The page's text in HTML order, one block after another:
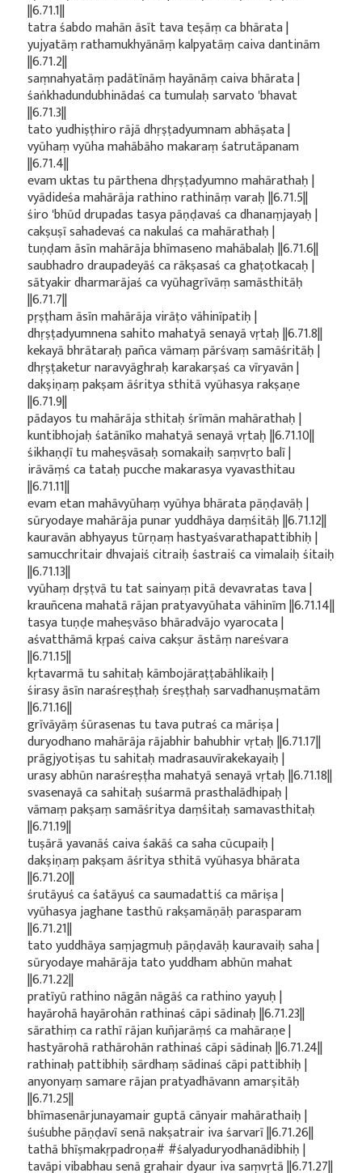
||6.71.1||
tatra śabdo mahān āsīt tava teṣāṃ ca bhārata |
yujyatāṃ rathamukhyānāṃ kalpyatāṃ caiva dantinām
||6.71.2||
saṃnahyatāṃ padātīnāṃ hayānāṃ caiva bhārata |
śaṅkhadundubhinādaś ca tumulaḥ sarvato 'bhavat
||6.71.3||
tato yudhiṣṭhiro rājā dhṛṣṭadyumnam abhāṣata |
vyūhaṃ vyūha mahābāho makaraṃ śatrutāpanam
||6.71.4||
evam uktas tu pārthena dhṛṣṭadyumno mahārathaḥ |
vyādideśa mahārāja rathino rathināṃ varaḥ ||6.71.5||
śiro 'bhūd drupadas tasya pāṇḍavaś ca dhanaṃjayaḥ |
cakṣuṣī sahadevaś ca nakulaś ca mahārathaḥ |
tuṇḍam āsīn mahārāja bhīmaseno mahābalaḥ ||6.71.6||
saubhadro draupadeyāś ca rākṣasaś ca ghaṭotkacaḥ |
sātyakir dharmarājaś ca vyūhagrīvāṃ samāsthitāḥ
||6.71.7||
pṛṣṭham āsīn mahārāja virāṭo vāhinīpatiḥ |
dhṛṣṭadyumnena sahito mahatyā senayā vṛtaḥ ||6.71.8||
kekayā bhrātaraḥ pañca vāmaṃ pārśvaṃ samāśritāḥ |
dhṛṣṭaketur naravyāghraḥ karakarṣaś ca vīryavān |
dakṣiṇaṃ pakṣam āśritya sthitā vyūhasya rakṣaṇe
||6.71.9||
pādayos tu mahārāja sthitaḥ śrīmān mahārathaḥ |
kuntibhojaḥ śatānīko mahatyā senayā vṛtaḥ ||6.71.10||
śikhaṇḍī tu maheṣvāsaḥ somakaiḥ saṃvṛto balī |
irāvāṃś ca tataḥ pucche makarasya vyavasthitau
||6.71.11||
evam etan mahāvyūhaṃ vyūhya bhārata pāṇḍavāḥ |
sūryodaye mahārāja punar yuddhāya daṃśitāḥ ||6.71.12||
kauravān abhyayus tūrṇaṃ hastyaśvarathapattibhiḥ |
samucchritair dhvajaiś citraiḥ śastraiś ca vimalaiḥ śitaiḥ
||6.71.13||
vyūhaṃ dṛṣṭvā tu tat sainyaṃ pitā devavratas tava |
krauñcena mahatā rājan pratyavyūhata vāhinīm ||6.71.14||
tasya tuṇḍe maheṣvāso bhāradvājo vyarocata |
aśvatthāmā kṛpaś caiva cakṣur āstāṃ nareśvara
||6.71.15||
kṛtavarmā tu sahitaḥ kāmbojāraṭṭabāhlikaiḥ |
śirasy āsīn naraśreṣṭhaḥ śreṣṭhaḥ sarvadhanuṣmatām
||6.71.16||
grīvāyāṃ śūrasenas tu tava putraś ca māriṣa |
duryodhano mahārāja rājabhir bahubhir vṛtaḥ ||6.71.17||
prāgjyotiṣas tu sahitaḥ madrasauvīrakekayaiḥ |
urasy abhūn naraśreṣṭha mahatyā senayā vṛtaḥ ||6.71.18||
svasenayā ca sahitaḥ suśarmā prasthalādhipaḥ |
vāmaṃ pakṣaṃ samāśritya daṃśitaḥ samavasthitaḥ
||6.71.19||
tuṣārā yavanāś caiva śakāś ca saha cūcupaiḥ |
dakṣiṇaṃ pakṣam āśritya sthitā vyūhasya bhārata
||6.71.20||
śrutāyuś ca śatāyuś ca saumadattiś ca māriṣa |
vyūhasya jaghane tasthū rakṣamāṇāḥ parasparam
||6.71.21||
tato yuddhāya saṃjagmuḥ pāṇḍavāḥ kauravaiḥ saha |
sūryodaye mahārāja tato yuddham abhūn mahat
||6.71.22||
pratīyū rathino nāgān nāgāś ca rathino yayuḥ |
hayārohā hayārohān rathinaś cāpi sādinaḥ ||6.71.23||
sārathiṃ ca rathī rājan kuñjarāṃś ca mahāraṇe |
hastyārohā rathārohān rathinaś cāpi sādinaḥ ||6.71.24||
rathinaḥ pattibhiḥ sārdhaṃ sādinaś cāpi pattibhiḥ |
anyonyaṃ samare rājan pratyadhāvann amarṣitāḥ
||6.71.25||
bhīmasenārjunayamair guptā cānyair mahārathaiḥ |
śuśubhe pāṇḍavī senā nakṣatrair iva śarvarī ||6.71.26||
tathā bhīṣmakṛpadroṇa# #śalyaduryodhanādibhiḥ |
tavāpi vibabhau senā grahair dyaur iva saṃvṛtā ||6.71.27||